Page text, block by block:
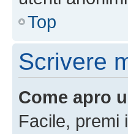
Top
Scrivere
Come apro
Facile, premi